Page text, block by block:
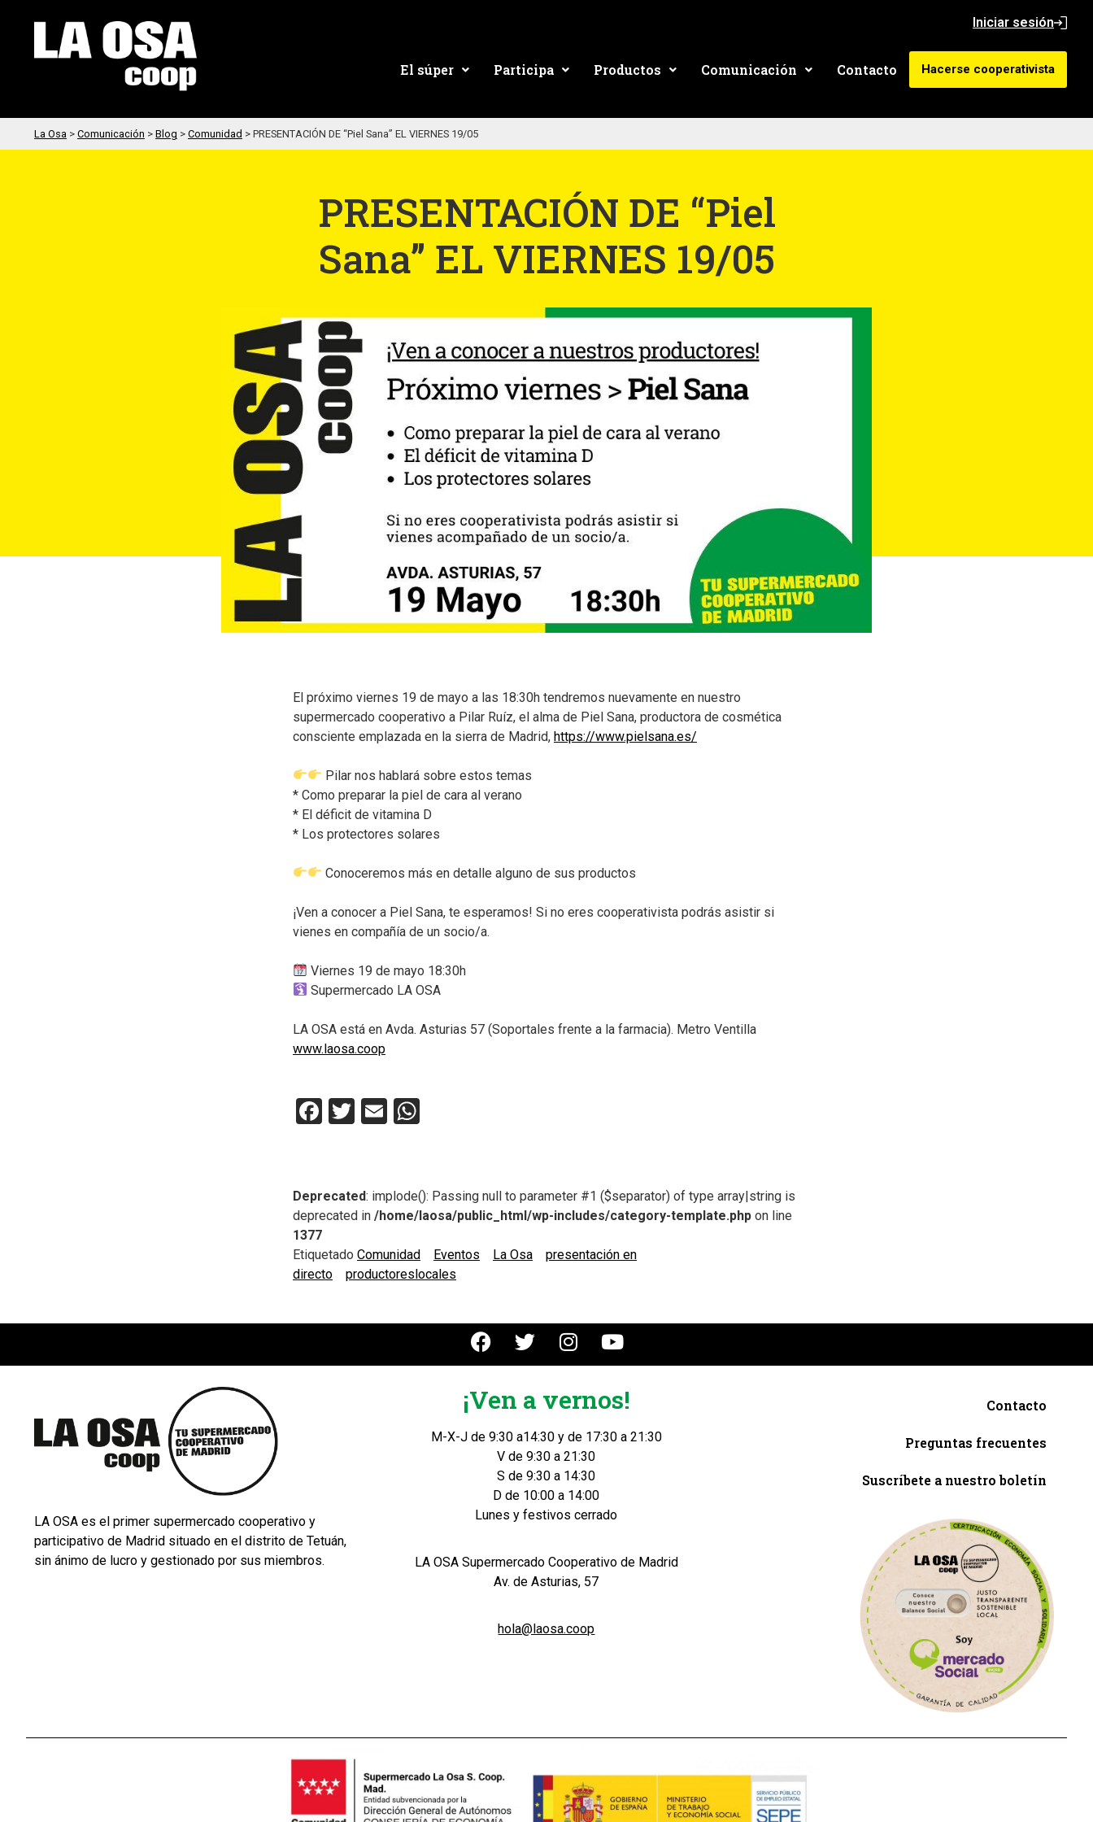
Iniciar sesión
El súper Participa Productos Comunicación Contacto Hacerse cooperativista
La Osa > Comunicación > Blog > Comunidad > PRESENTACIÓN DE “Piel Sana” EL VIERNES 19/05
PRESENTACIÓN DE “Piel
Sana” EL VIERNES 19/05
El próximo viernes 19 de mayo a las 18:30h tendremos nuevamente en nuestro
supermercado cooperativo a Pilar Ruíz, el alma de Piel Sana, productora de cosmética
consciente emplazada en la sierra de Madrid, https://www.pielsana.es/
Pilar nos hablará sobre estos temas
* Como preparar la piel de cara al verano
* El déficit de vitamina D
* Los protectores solares
Conoceremos más en detalle alguno de sus productos
¡Ven a conocer a Piel Sana, te esperamos! Si no eres cooperativista podrás asistir si
vienes en compañía de un socio/a.
Viernes 19 de mayo 18:30h
Supermercado LA OSA
LA OSA está en Avda. Asturias 57 (Soportales frente a la farmacia). Metro Ventilla
www.laosa.coop
Facebook
Twitter
Email
Deprecated: implode(): Passing null to parameter #1 ($separator) of type array|string is
deprecated in /home/laosa/public_html/wp-includes/category-template.php on line
1377
Etiquetado Comunidad Eventos La Osa
presentación en
directo
productoreslocales
LA OSA es el primer supermercado cooperativo y
participativo de Madrid situado en el distrito de Tetuán,
sin ánimo de lucro y gestionado por sus miembros.
¡Ven a vernos!
M-X-J de 9:30 a14:30 y de 17:30 a 21:30
V de 9:30 a 21:30
S de 9:30 a 14:30
D de 10:00 a 14:00
Lunes y festivos cerrado
LA OSA Supermercado Cooperativo de Madrid
Av. de Asturias, 57
hola@laosa.coop
Contacto
Preguntas frecuentes
Suscríbete a nuestro boletín